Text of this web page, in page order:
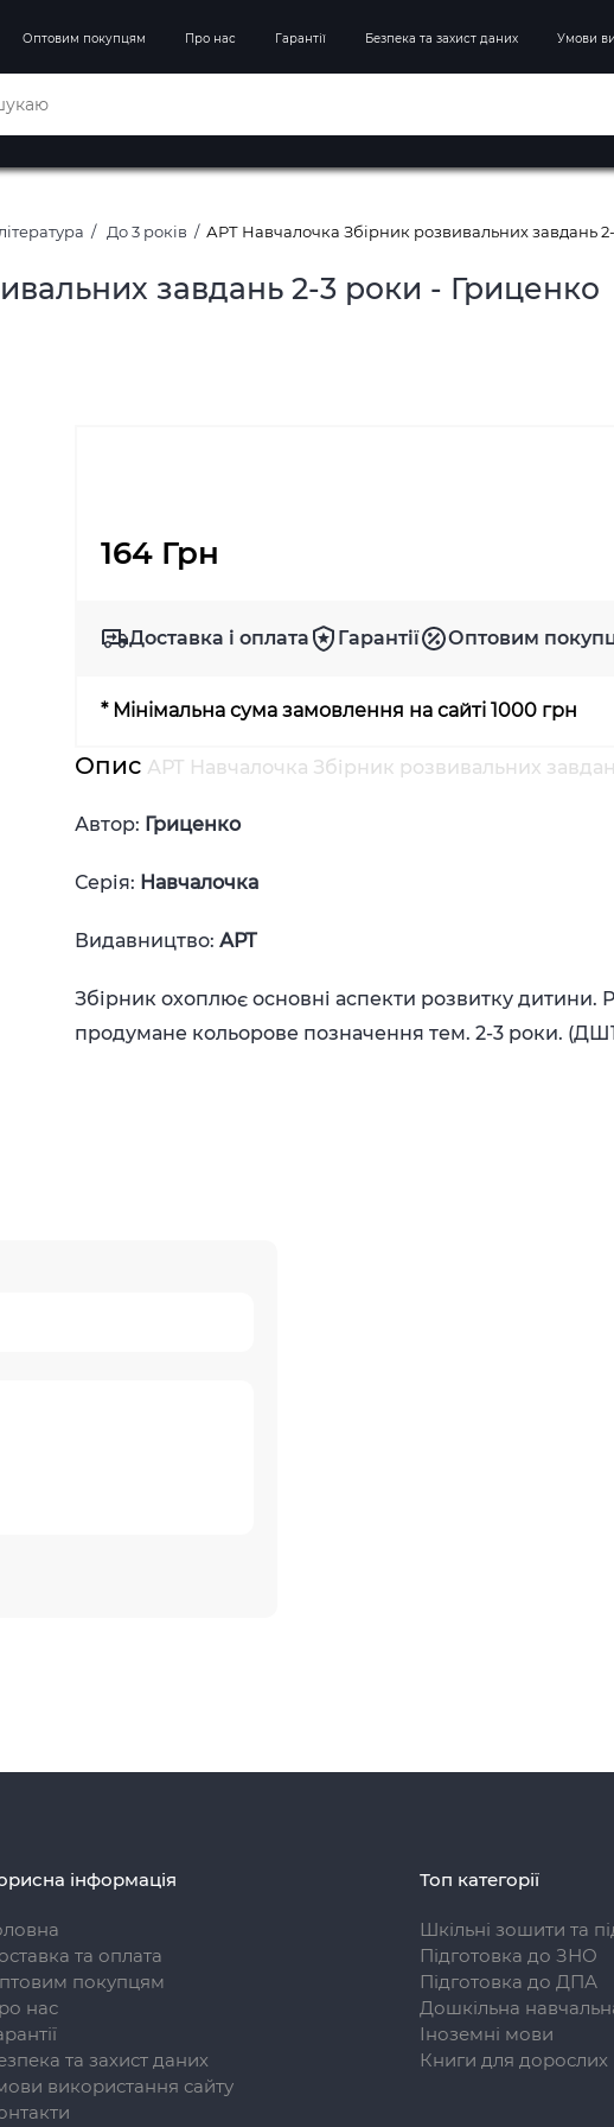
Оптовим покупцям Про нас Гарантії Безпека та захист даних Умови
До 3 років АРТ Навчалочка Збірник розвивальних завдань
завдань 2-3 роки - Гриценко
164 Грн
Доставка і оплата Гарантії Оптовим
* Мінімальна сума замовлення на сайті 1000 грн
Опис АРТ Навчалочка Збірник розвивальних
Автор: Гриценко
Серія: Навчалочка
Видавництво: АРТ
Збірник охоплює основні аспекти розвитку дитини.
продумане кольорове позначення тем. 2-3 роки. (
інформація
та оплата
покупцям
нас
та захист даних
використання сайту
Топ категорії
Шкільні зошити та
Підготовка до ЗНО
Підготовка до ДПА
Дошкільна
Іноземні мови
Книги для дорослих